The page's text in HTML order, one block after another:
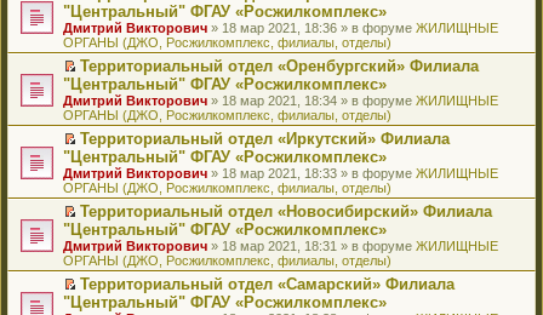
н
и
ю
о
о
б
щ
е
н
и
ю
н
о
м
у
с
о
о
б
щ
е
н
и
ю
ч
и
т
а
н
н
о
м
у
с
о
о
б
щ
е
н
и
ю
н
е
п
р
о
ч
и
т
а
н
н
о
м
у
с
о
о
б
щ
е
н
и
р
в
о
м
у
н
е
п
р
о
ч
и
т
а
н
н
о
м
у
с
о
о
т
и
к
п
е
р
в
о
м
у
н
е
п
р
о
ч
и
т
а
н
н
о
П
е
р
е
й
т
и
к
п
е
р
в
о
м
у
н
е
п
р
о
ч
и
"Центральный" ФГАУ «Росжилкомплекс»
Дмитрий Викторович » 18 мар 2021, 18:36 » в форуме ЖИЛИЩНЫЕ
ОРГАНЫ (ДЖО, Росжилкомплекс, филиалы, отделы)
П
е
р
е
й
т
и
к
п
е
р
в
о
м
у
н
е
Территориальный отдел «Оренбургский» Филиала
"Центральный" ФГАУ «Росжилкомплекс»
Дмитрий Викторович » 18 мар 2021, 18:34 » в форуме ЖИЛИЩНЫЕ
ОРГАНЫ (ДЖО, Росжилкомплекс, филиалы, отделы)
П
е
р
е
й
т
и
к
п
е
р
в
Территориальный отдел «Иркутский» Филиала
"Центральный" ФГАУ «Росжилкомплекс»
Дмитрий Викторович » 18 мар 2021, 18:33 » в форуме ЖИЛИЩНЫЕ
ОРГАНЫ (ДЖО, Росжилкомплекс, филиалы, отделы)
П
е
р
е
й
т
и
Территориальный отдел «Новосибирский» Филиала
"Центральный" ФГАУ «Росжилкомплекс»
Дмитрий Викторович » 18 мар 2021, 18:31 » в форуме ЖИЛИЩНЫЕ
ОРГАНЫ (ДЖО, Росжилкомплекс, филиалы, отделы)
П
е
Территориальный отдел «Самарский» Филиала
"Центральный" ФГАУ «Росжилкомплекс»